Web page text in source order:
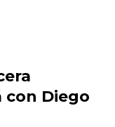
Diego